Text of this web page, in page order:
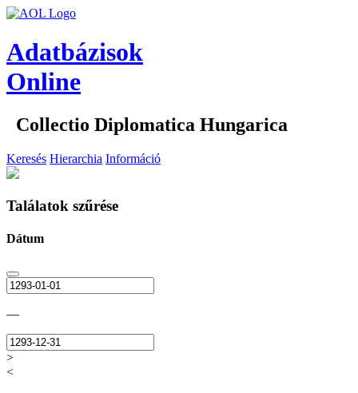
Adatbázisok
Online
Collectio Diplomatica Hungarica
Keresés Hierarchia Információ
Találatok szűrése
Dátum
—
>
<